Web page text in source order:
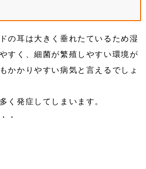
の耳は大きく垂れたているため湿
すく、細菌が繁殖しやすい環境が
かかりやすい病気と言えるでしょ
く発症してしまいます。
・